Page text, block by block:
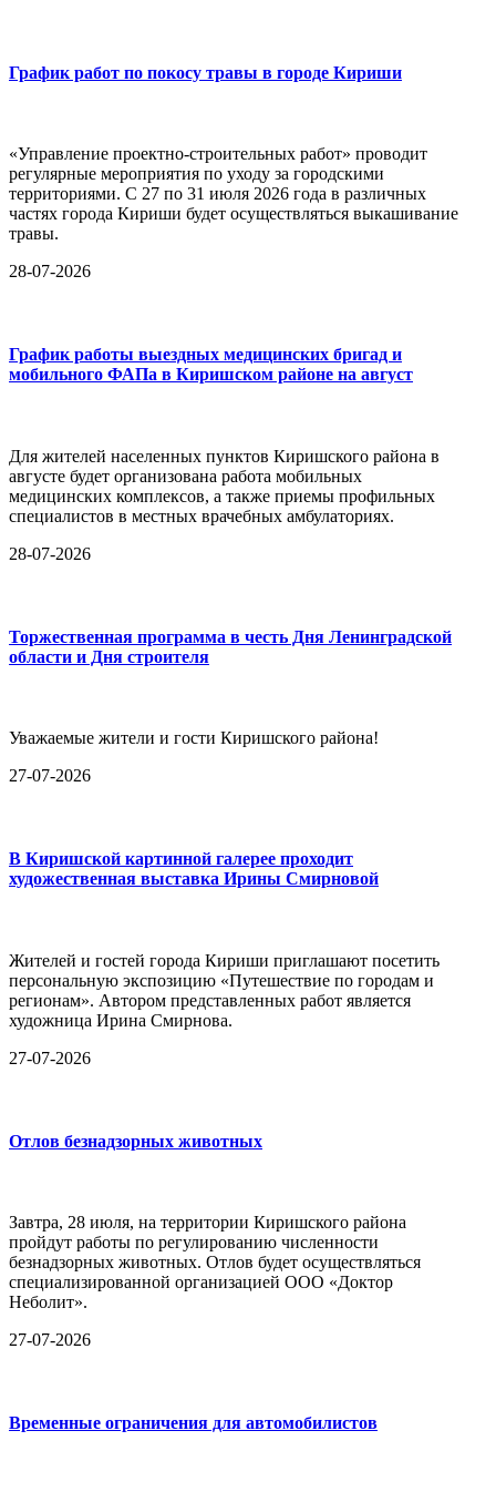
График работ по покосу травы в городе Кириши
«Управление проектно-строительных работ» проводит
регулярные мероприятия по уходу за городскими
территориями. С 27 по 31 июля 2026 года в различных
частях города Кириши будет осуществляться выкашивание
травы.
28-07-2026
График работы выездных медицинских бригад и
мобильного ФАПа в Киришском районе на август
Для жителей населенных пунктов Киришского района в
августе будет организована работа мобильных
медицинских комплексов, а также приемы профильных
специалистов в местных врачебных амбулаториях.
28-07-2026
Торжественная программа в честь Дня Ленинградской
области и Дня строителя
Уважаемые жители и гости Киришского района!
27-07-2026
В Киришской картинной галерее проходит
художественная выставка Ирины Смирновой
Жителей и гостей города Кириши приглашают посетить
персональную экспозицию «Путешествие по городам и
регионам». Автором представленных работ является
художница Ирина Смирнова.
27-07-2026
Отлов безнадзорных животных
Завтра, 28 июля, на территории Киришского района
пройдут работы по регулированию численности
безнадзорных животных. Отлов будет осуществляться
специализированной организацией ООО «Доктор
Неболит».
27-07-2026
Временные ограничения для автомобилистов